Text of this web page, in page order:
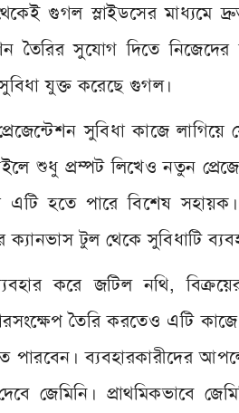
গুগল স্লাইডসের মাধ্যমে
তৈরির সুযোগ দিতে নিজেদের
যুক্ত করেছে গুগল।
সুবিধা কাজে লাগিয়ে
শুধু প্রম্পট লিখেও নতুন
এটি হতে পারে বিশেষ
টুল থেকে সুবিধাটি
করে জটিল নথি,
তৈরি করতেও এটি কাজে
পারবেন। ব্যবহারকারীদের
জেমিনি। প্রাথমিকভাবে